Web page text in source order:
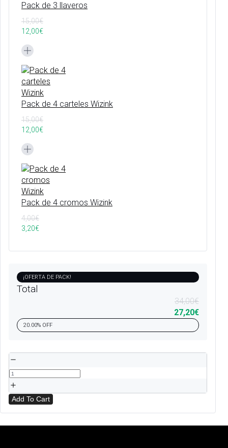
Pack de 3 llaveros
15,00€
12,00€
Pack de 4 carteles Wizink
15,00€
12,00€
Pack de 4 cromos Wizink
4,00€
3,20€
¡OFERTA DE PACK!
Total
34,00€
27,20€
20.00% OFF
Add To Cart